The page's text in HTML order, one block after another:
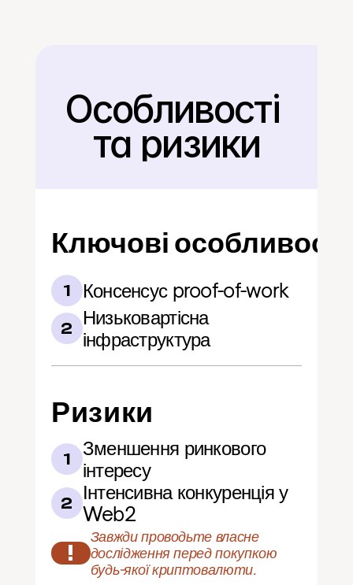
Назад
Особливості
та ризики
Ключові особливості
1 Консенсус proof-of-work
2
Низьковартісна
інфраструктура
Ризики
1
Зменшення ринкового
інтересу
2
Інтенсивна конкуренція у
Web2
!
Завжди проводьте власне
дослідження перед покупкою
будь-якої криптовалюти.